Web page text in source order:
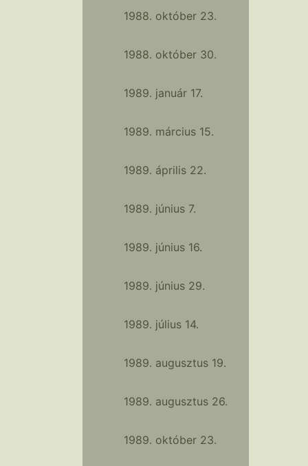
1988. október 23.
1988. október 30.
1989. január 17.
1989. március 15.
1989. április 22.
1989. június 7.
1989. június 16.
1989. június 29.
1989. július 14.
1989. augusztus 19.
1989. augusztus 26.
1989. október 23.